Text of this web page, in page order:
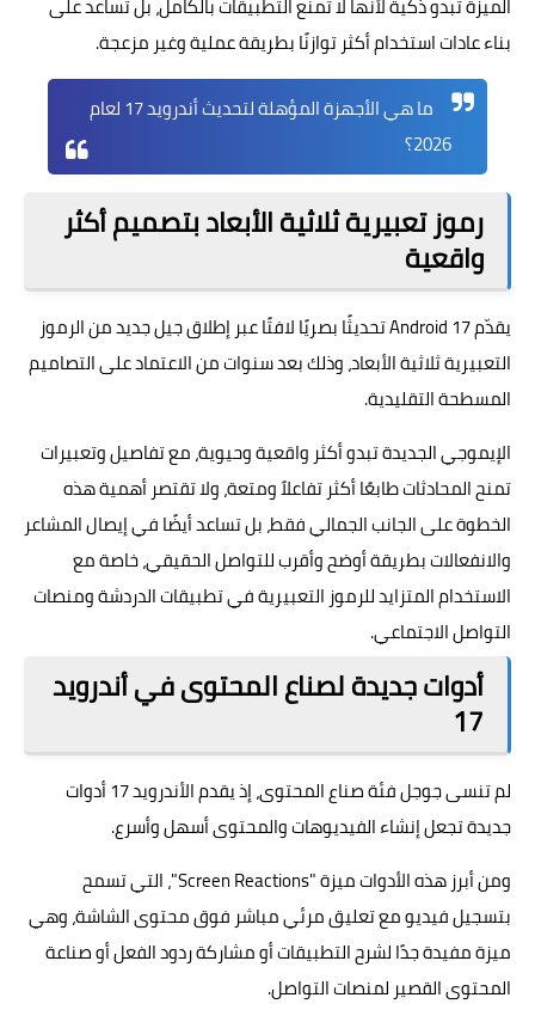
بناء عادات استخدام أكثر توازنًا بطريقة عملية وغير مزعجة.
ما هي الأجهزة المؤهلة لتحديث أندرويد 17 لعام
2026؟
رموز تعبيرية ثلاثية الأبعاد بتصميم أكثر
واقعية
يقدّمAndroid 17تحديثًا بصريًا لافتًا عبر إطلاق جيل جديد من الرموز
التعبيرية ثلاثية الأبعاد، وذلك بعد سنوات من الاعتماد على التصاميم
المسطحة التقليدية.
الإيموجي الجديدة تبدو أكثر واقعية وحيوية، مع تفاصيل وتعبيرات
تمنح المحادثات طابعًا أكثر تفاعلاً ومتعة، ولا تقتصر أهمية هذه
الخطوة على الجانب الجمالي فقط، بل تساعد أيضًا في إيصال المشاعر
والانفعالات بطريقة أوضح وأقرب للتواصل الحقيقي، خاصة مع
الاستخدام المتزايد للرموز التعبيرية في تطبيقات الدردشة ومنصات
التواصل الاجتماعي.
أدوات جديدة لصناع المحتوى في أندرويد
17
لم تنسى جوجل فئة صناع المحتوى، إذ يقدم الأندرويد 17 أدوات
جديدة تجعل إنشاء الفيديوهات والمحتوى أسهل وأسرع.
ومن أبرز هذه الأدوات ميزة "Screen Reactions"، التي تسمح
بتسجيل فيديو مع تعليق مرئي مباشر فوق محتوى الشاشة، وهي
ميزة مفيدة جدًا لشرح التطبيقات أو مشاركة ردود الفعل أو صناعة
المحتوى القصير لمنصات التواصل.